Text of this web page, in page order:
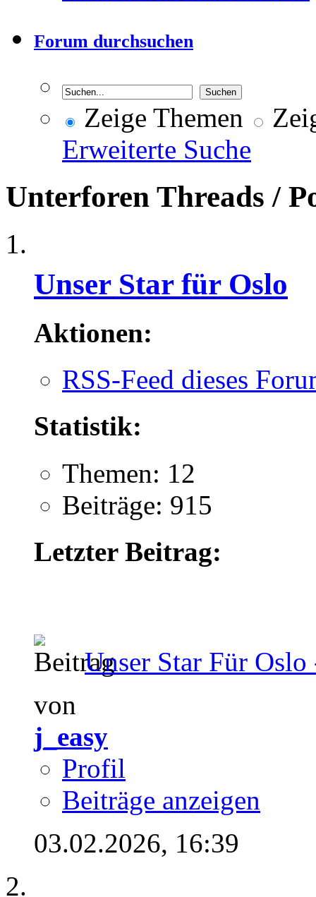
Forum durchsuchen
Zeige Themen
Erweiterte Suche
Unterforen Threads /
Unser Star für Oslo
Aktionen:
RSS-Feed dieses
Statistik:
Themen: 12
Beiträge: 915
Letzter Beitrag:
Unser Star Für
von
j_easy
Profil
Beiträge anzeigen
03.02.2026, 16:39